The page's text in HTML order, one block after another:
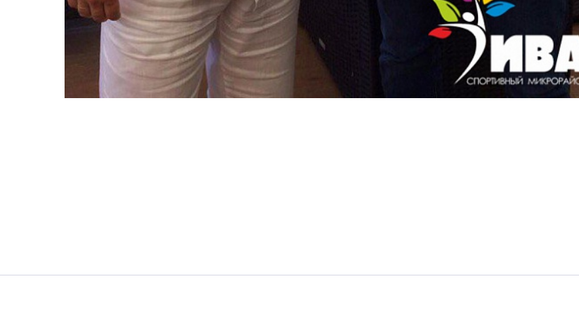
Нажимая кнопку «Отправить», вы даёте согласие на
персональных данных.
Подтвердить